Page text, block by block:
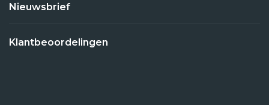
Nieuwsbrief
Klantbeoordelingen